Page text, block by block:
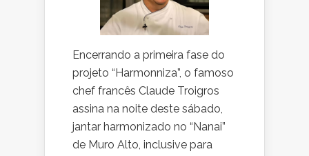
Encerrando a primeira fase do
projeto “Harmonniza”, o famoso
chef francês Claude Troigros
assina na noite deste sábado,
jantar harmonizado no “Nanai”
de Muro Alto, inclusive para